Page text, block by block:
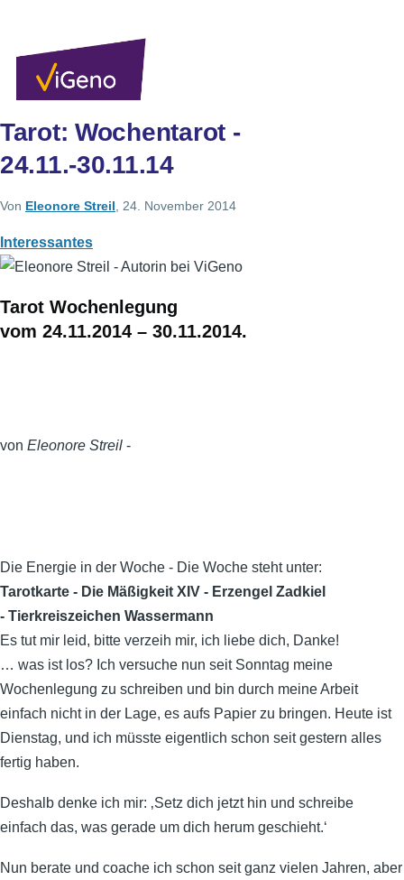
Tarot: Wochentarot -
24.11.-30.11.14
Von Eleonore Streil , 24. November 2014
Interessantes
Tarot Wochenlegung
vom 24.11.2014 – 30.11.2014.
von Eleonore Streil -
Die Energie in der Woche - Die Woche steht unter:
Tarotkarte - Die Mäßigkeit XIV - Erzengel Zadkiel
- Tierkreiszeichen Wassermann
Es tut mir leid, bitte verzeih mir, ich liebe dich, Danke!
… was ist los? Ich versuche nun seit Sonntag meine
Wochenlegung zu schreiben und bin durch meine Arbeit
einfach nicht in der Lage, es aufs Papier zu bringen. Heute ist
Dienstag, und ich müsste eigentlich schon seit gestern alles
fertig haben.
Deshalb denke ich mir: ‚Setz dich jetzt hin und schreibe
einfach das, was gerade um dich herum geschieht.‘
Nun berate und coache ich schon seit ganz vielen Jahren, aber